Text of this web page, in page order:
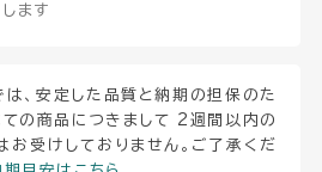
ます
は、安定した品質と納期の担保のた
ての商品につきまして 2週間以内の
お受けしておりません。ご了承くだ